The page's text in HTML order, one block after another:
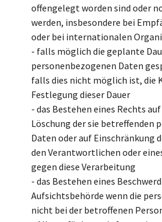
offengelegt worden sind oder
werden, insbesondere bei
oder bei internationalen
- falls möglich die geplante
personenbezogenen Daten
falls dies nicht möglich ist, die
Festlegung dieser Dauer
- das Bestehen eines Rechts
Löschung der sie betreffenden
Daten oder auf Einschränkung
den Verantwortlichen oder
gegen diese Verarbeitung
- das Bestehen eines
Aufsichtsbehörde wenn die
nicht bei der betroffenen